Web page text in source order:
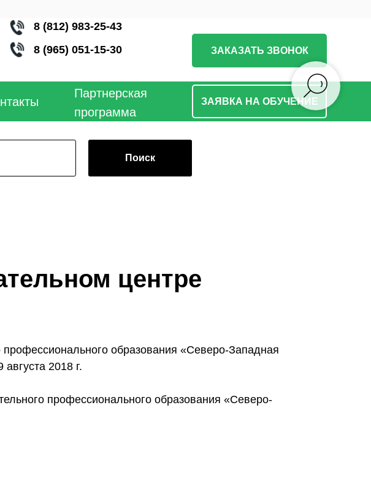
ЗАКАЗАТЬ ЗВОНОК
ЗАЯВКА НА ОБУЧЕНИЕ
8 (965) 051-15-30
8 (812) 983-25-43
Партнерская
программа
Поиск
центре
образования «Северо-Западная
2018 г.
профессионального образования «Северо-